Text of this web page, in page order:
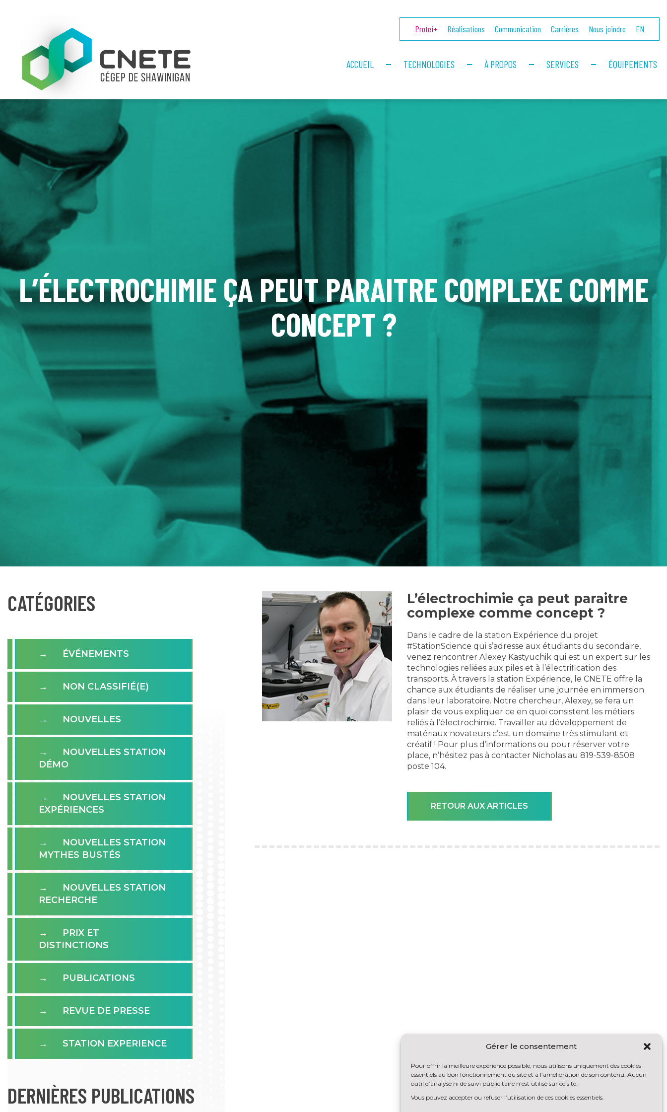
Gérer le consentement
Pour offrir la meilleure expérience possible, nous utilisons uniquement des cookies
essentiels au bon fonctionnement du site et à l’amélioration de son contenu. Aucun
outil d’analyse ni de suivi publicitaire n’est utilisé sur ce site.
Vous pouvez accepter ou refuser l’utilisation de ces cookies essentiels.
Protei+ Réalisations Communication Carrières Nous joindre EN
ACCUEIL TECHNOLOGIES À PROPOS SERVICES ÉQUIPEMENTS
L’ÉLECTROCHIMIE ÇA PEUT PARAITRE COMPLEXE COMME
CONCEPT ?
CATÉGORIES
ÉVÉNEMENTS
NON CLASSIFIÉ(E)
NOUVELLES
NOUVELLES STATION
DÉMO
NOUVELLES STATION
EXPÉRIENCES
NOUVELLES STATION
MYTHES BUSTÉS
NOUVELLES STATION
RECHERCHE
PRIX ET
DISTINCTIONS
PUBLICATIONS
REVUE DE PRESSE
STATION EXPERIENCE
DERNIÈRES PUBLICATIONS
L’électrochimie ça peut paraitre
complexe comme concept ?
Dans le cadre de la station Expérience du projet
#StationScience qui s’adresse aux étudiants du secondaire,
venez rencontrer Alexey Kastyuchik qui est un expert sur les
technologies reliées aux piles et à l’électrification des
transports. À travers la station Expérience, le CNETE offre la
chance aux étudiants de réaliser une journée en immersion
dans leur laboratoire. Notre chercheur, Alexey, se fera un
plaisir de vous expliquer ce en quoi consistent les métiers
reliés à l’électrochimie. Travailler au développement de
matériaux novateurs c’est un domaine très stimulant et
créatif ! Pour plus d’informations ou pour réserver votre
place, n’hésitez pas à contacter Nicholas au 819-539-8508
poste 104.
RETOUR AUX ARTICLES